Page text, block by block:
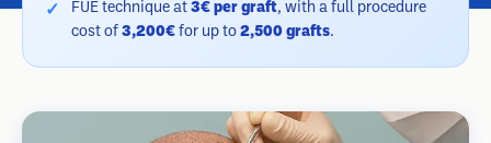
FUE technique at 3€ per graft, with a full procedure
cost of 3,200€ for up to 2,500 grafts.